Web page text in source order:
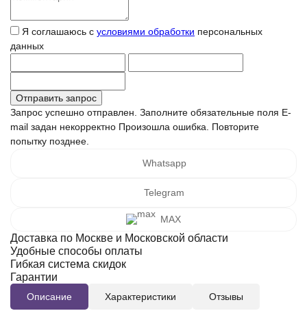
Я соглашаюсь с условиями обработки персональных
данных
Запрос успешно отправлен. Заполните обязательные поля E-
mail задан некорректно Произошла ошибка. Повторите
попытку позднее.
Whatsapp
Telegram
MAX
Доставка по Москве и Московской области
Удобные способы оплаты
Гибкая система скидок
Гарантии
Описание Характеристики Отзывы